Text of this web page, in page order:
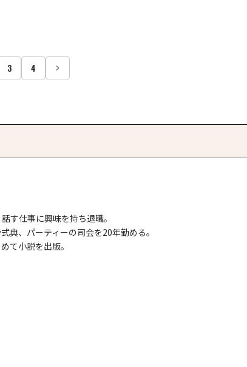
3 4
す仕事に興味を持ち退職。
典、パーティーの司会を20年勤める。
て小説を出版。